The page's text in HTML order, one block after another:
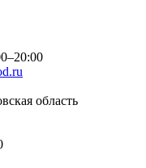
область